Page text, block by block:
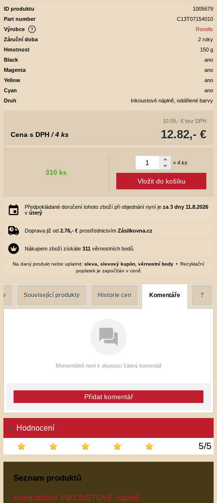
Hodnocení
5/5
ID produktu
1005679
Part number
C13T07154010
Výrobce
Ronells
Záruční doba
2 roky
Hmotnost
150 g
Black
ano
Magenta
ano
Yellow
ano
Cyan
ano
Druh
Inkoustové náplně, oddělené barvy
10.59,- € bez DPH
12.82,- €
Cena s DPH/ 4 ks
310 ks
× 4 ks
Vložit do košíku
Předpokládané doručení tohoto zboží při objednání nyní je za 3 dny 11.8.2026
v úterý
Doprava již od 2.76,- € prostřednictvím Zásilkovna.cz
Nákupem zboží získáte 311 věrnostních bodů.
Na daný produkt nelze uplatnit: sleva, slevový kupón, věrnostní body
Recyklační
poplatek je započítán v ceně
Související produkty Historie cen Komentáře ?
Momentálně není k dispozici žádný komentář
Přidat komentář
Seznam produktů
Kompatibilni INKOUSTOVÉ náplně